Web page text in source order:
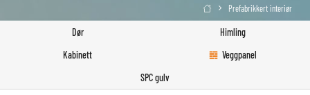
 Prefabrikkert interiør
Dør
Himling
Kabinett
Veggpanel
SPC gulv